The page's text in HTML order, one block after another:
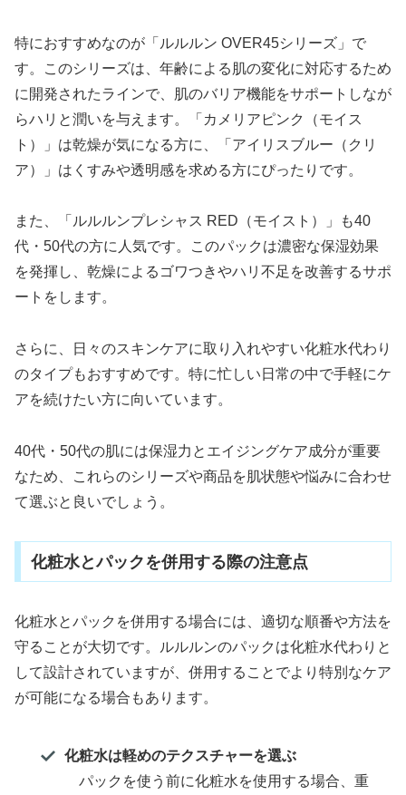
特におすすめなのが「ルルルン OVER45シリーズ」で
す。このシリーズは、年齢による肌の変化に対応するため
に開発されたラインで、肌のバリア機能をサポートしなが
らハリと潤いを与えます。「カメリアピンク（モイス
ト）」は乾燥が気になる方に、「アイリスブルー（クリ
ア）」はくすみや透明感を求める方にぴったりです。
また、「ルルルンプレシャス RED（モイスト）」も40
代・50代の方に人気です。このパックは濃密な保湿効果
を発揮し、乾燥によるゴワつきやハリ不足を改善するサポ
ートをします。
さらに、日々のスキンケアに取り入れやすい化粧水代わり
のタイプもおすすめです。特に忙しい日常の中で手軽にケ
アを続けたい方に向いています。
40代・50代の肌には保湿力とエイジングケア成分が重要
なため、これらのシリーズや商品を肌状態や悩みに合わせ
て選ぶと良いでしょう。
化粧水とパックを併用する際の注意点
化粧水とパックを併用する場合には、適切な順番や方法を
守ることが大切です。ルルルンのパックは化粧水代わりと
して設計されていますが、併用することでより特別なケア
が可能になる場合もあります。
化粧水は軽めのテクスチャーを選ぶ
パックを使う前に化粧水を使用する場合、重